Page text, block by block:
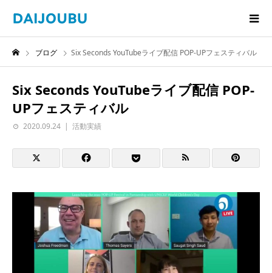
ブログ Six Seconds YouTubeライブ配信 POP-UPフェスティバル
Six Seconds YouTubeライブ配信 POP-
UPフェスティバル
2020.09.24 活動実績